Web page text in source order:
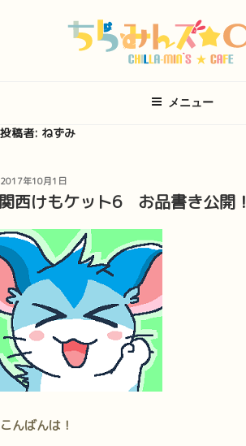
ス
プ
メニュー
投稿者: ねずみ
投
稿
日:
2017年10月1日
西けもケット6 お品書き公開！
こんばんは！